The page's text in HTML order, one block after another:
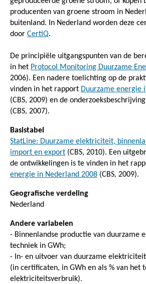
producenten van groene stroom in
buitenland. In Nederland worden deze
door CertiQ.
De principiële uitgangspunten van de
in het Protocol Monitoring Duurzame
2006). Een nadere toelichting op de
vinden in het rapport Duurzame energie
(CBS, 2009) en de onderzoeksbeschrijving
(CBS, 2007).
Basistabel
StatLine: Duurzame elektriciteit,
import en export (CBS, 2010). Een
de ontwikkelingen is te vinden in het
energie in Nederland 2008 (CBS, 2009).
Geografische verdeling
Nederland
Andere variabelen
- Binnenlandse productie van duurzame
techniek in GWh;
- In- en uitvoer van duurzame
(in certificaten, in GWh en als % van het
elektriciteitsverbruik).